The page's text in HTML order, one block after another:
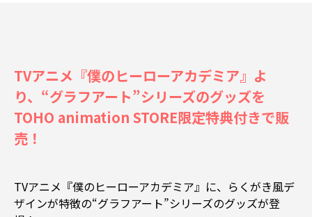
TVアニメ『僕のヒーローアカデミア』よ
り、“グラフアート”シリーズのグッズを
TOHO animation STORE限定特典付きで販
売！
TVアニメ『僕のヒーローアカデミア』に、らくがき風デ
ザインが特徴の“グラフアート”シリーズのグッズが登